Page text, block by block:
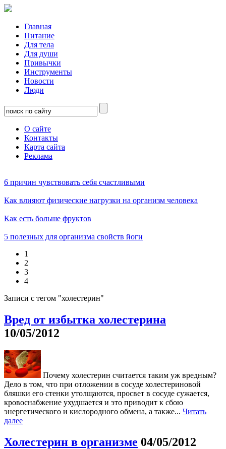
Главная
Питание
Для тела
Для души
Привычки
Инструменты
Новости
Люди
О сайте
Контакты
Карта сайта
Реклама
6 причин чувствовать себя счастливыми
Как влияют физические нагрузки на организм человека
Как есть больше фруктов
5 полезных для организма свойств йоги
1
2
3
4
Записи с тегом "холестерин"
Вред от избытка холестерина
10/05/2012
Почему холестерин считается таким уж вредным?
Дело в том, что при отложении в сосуде холестериновой
бляшки его стенки утолщаются, просвет в сосуде сужается,
кровоснабжение ухудшается и это приводит к сбою
энергетического и кислородного обмена, а также... Читать
далее
Холестерин в организме 04/05/2012